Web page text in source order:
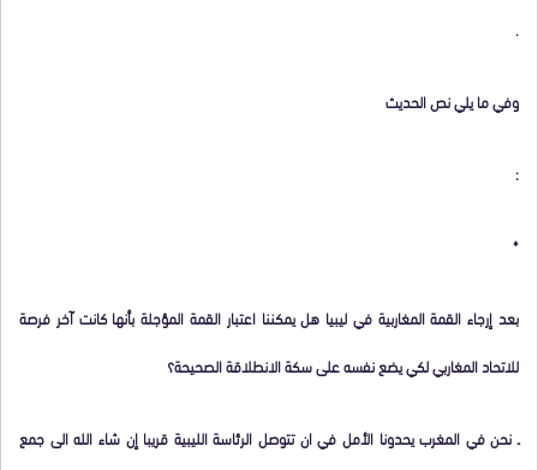
.
وفي ما يلي نص الحديث
:
*
بعد إرجاء القمة المغاربية في ليبيا هل يمكننا اعتبار القمة المؤجلة بأنها كانت آخر فرصة
للاتحاد المغاربي لكي يضع نفسه على سكة الانطلاقة الصحيحة؟
ـ نحن في المغرب يحدونا الأمل في ان تتوصل الرئاسة الليبية قريبا إن شاء الله الى جمع